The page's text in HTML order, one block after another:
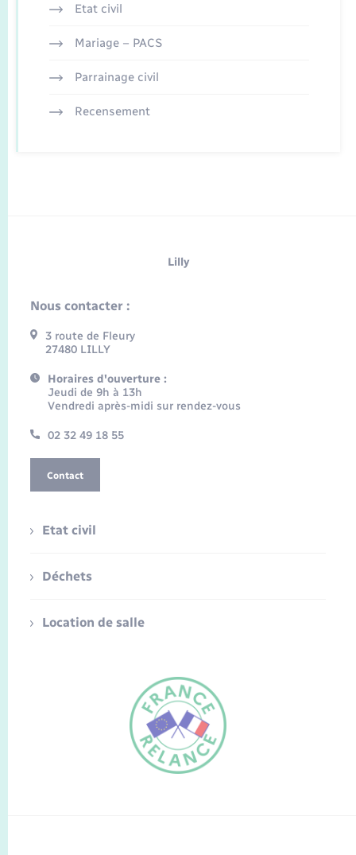
Etat civil
Mariage – PACS
Parrainage civil
Recensement
Lilly
Nous contacter :
3 route de Fleury
27480 LILLY
Horaires d'ouverture :
Jeudi de 9h à 13h
Vendredi après-midi sur rendez-vous
02 32 49 18 55
Contact
Etat civil
Déchets
Location de salle